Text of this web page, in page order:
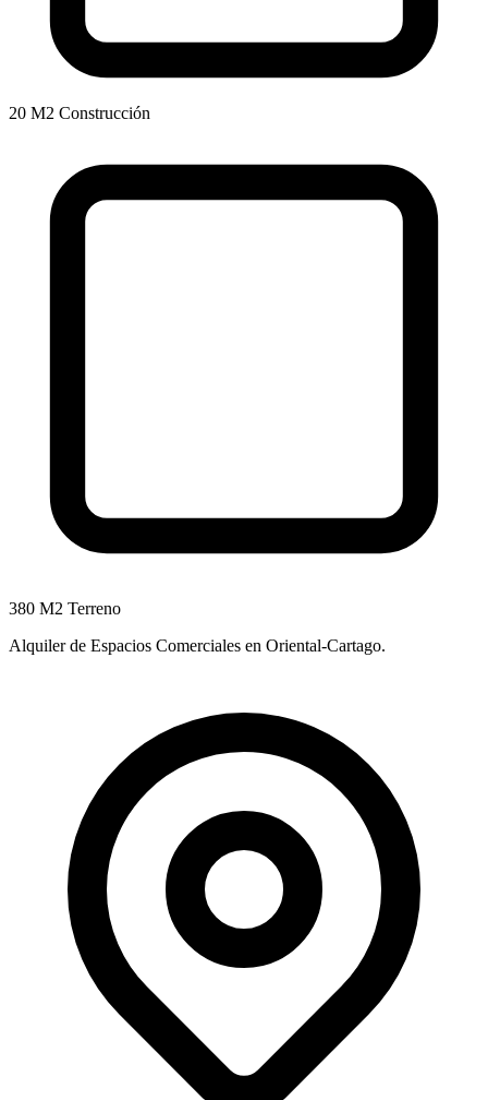
20 M2 Construcción
380 M2 Terreno
Alquiler de Espacios Comerciales en Oriental-Cartago.